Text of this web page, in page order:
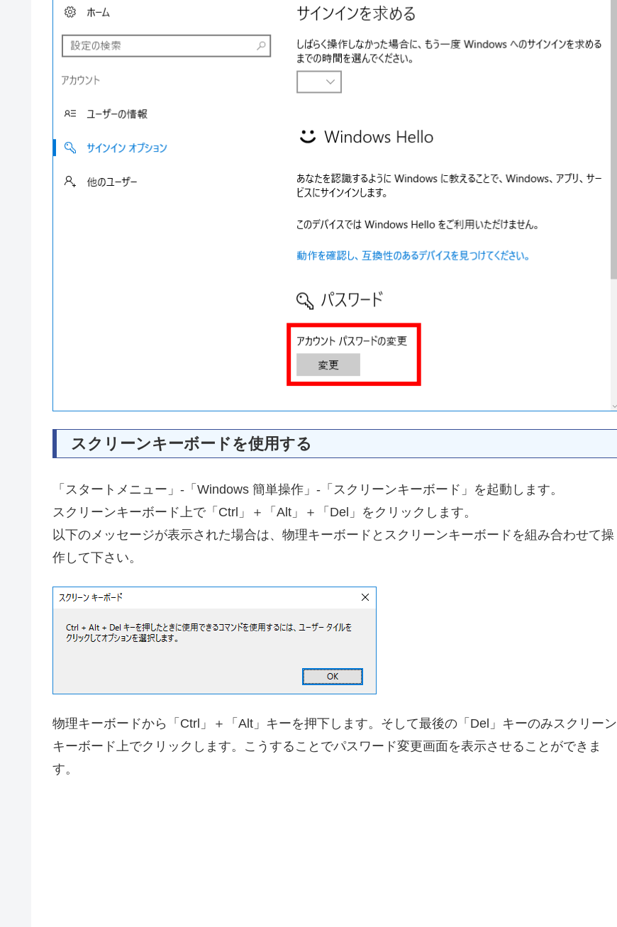
スクリーンキーボードを使用する
「スタートメニュー」-「Windows 簡単操作」-「スクリーンキーボード」を起動します。
スクリーンキーボード上で「Ctrl」＋「Alt」＋「Del」をクリックします。
以下のメッセージが表示された場合は、物理キーボードとスクリーンキーボードを組み合わせて操
作して下さい。
物理キーボードから「Ctrl」＋「Alt」キーを押下します。そして最後の「Del」キーのみスクリーン
キーボード上でクリックします。こうすることでパスワード変更画面を表示させることができま
す。